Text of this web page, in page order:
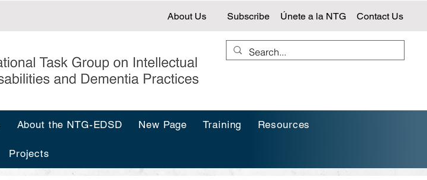
About Us Subscribe Únete a la NTG Contact Us
About the NTG-EDSD New Page Training Resources
Projects